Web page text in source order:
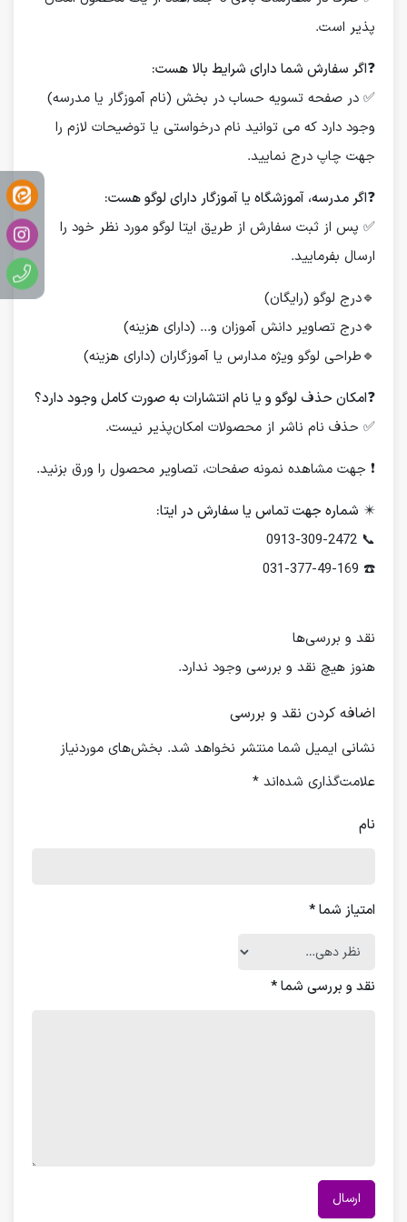
پذیر است.
❓اگر سفارش شما دارای شرایط بالا هست:
✅ در صفحه تسویه حساب در بخش (نام آموزگار یا مدرسه)
وجود دارد که می توانید نام درخواستی یا توضیحات لازم را
جهت چاپ درج نمایید.
❓اگر مدرسه، آموزشگاه یا آموزگار دارای لوگو هست:
✅ پس از ثبت سفارش از طریق ایتا لوگو مورد نظر خود را
ارسال بفرمایید.
🔹درج لوگو (رایگان)
🔹درج تصاویر دانش آموزان و... (دارای هزینه)
🔹طراحی لوگو ویژه مدارس یا آموزگاران (دارای هزینه)
❓امکان حذف لوگو و یا نام انتشارات به صورت کامل وجود دارد؟
✅ حذف نام ناشر از محصولات امکان‌پذیر نیست.
❗️ جهت مشاهده نمونه صفحات، تصاویر محصول را ورق بزنید.
✴️ شماره جهت تماس یا سفارش در ایتا:
📞 0913-309-2472
☎️ 031-377-49-169
نقد و بررسی‌ها
هنوز هیچ نقد و بررسی وجود ندارد.
اضافه کردن نقد و بررسی
نشانی ایمیل شما منتشر نخواهد شد. بخش‌های موردنیاز
علامت‌گذاری شده‌اند *
نام
امتیاز شما*
نقد و بررسی شما*